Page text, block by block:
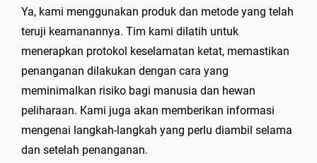
Ya, kami menggunakan produk dan metode yang telah
teruji keamanannya. Tim kami dilatih untuk
menerapkan protokol keselamatan ketat, memastikan
penanganan dilakukan dengan cara yang
meminimalkan risiko bagi manusia dan hewan
peliharaan. Kami juga akan memberikan informasi
mengenai langkah-langkah yang perlu diambil selama
dan setelah penanganan.